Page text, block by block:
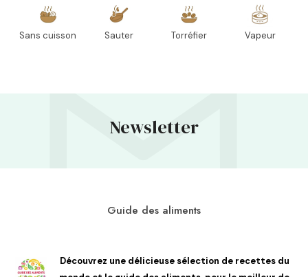
Sans cuisson Sauter Torréfier Vapeur
Newsletter
Guide des aliments
Découvrez une délicieuse sélection de recettes du